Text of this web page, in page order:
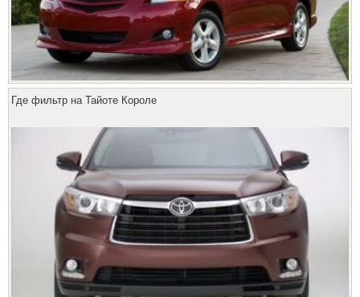
Где фильтр на Тайоте Короле